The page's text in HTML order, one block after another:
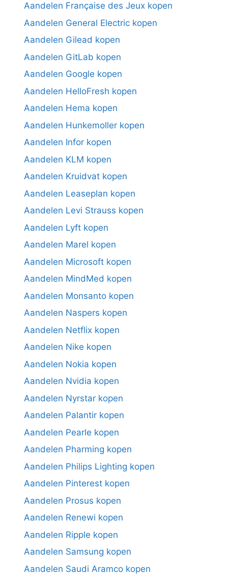
Aandelen Française des Jeux kopen
Aandelen General Electric kopen
Aandelen Gilead kopen
Aandelen GitLab kopen
Aandelen Google kopen
Aandelen HelloFresh kopen
Aandelen Hema kopen
Aandelen Hunkemoller kopen
Aandelen Infor kopen
Aandelen KLM kopen
Aandelen Kruidvat kopen
Aandelen Leaseplan kopen
Aandelen Levi Strauss kopen
Aandelen Lyft kopen
Aandelen Marel kopen
Aandelen Microsoft kopen
Aandelen MindMed kopen
Aandelen Monsanto kopen
Aandelen Naspers kopen
Aandelen Netflix kopen
Aandelen Nike kopen
Aandelen Nokia kopen
Aandelen Nvidia kopen
Aandelen Nyrstar kopen
Aandelen Palantir kopen
Aandelen Pearle kopen
Aandelen Pharming kopen
Aandelen Philips Lighting kopen
Aandelen Pinterest kopen
Aandelen Prosus kopen
Aandelen Renewi kopen
Aandelen Ripple kopen
Aandelen Samsung kopen
Aandelen Saudi Aramco kopen